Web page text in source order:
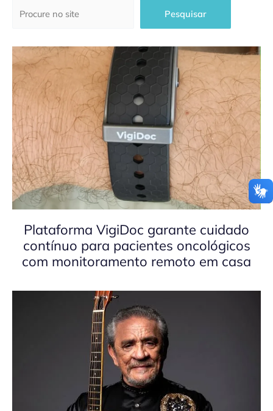
Pesquisar
Plataforma VigiDoc garante cuidado
contínuo para pacientes oncológicos
com monitoramento remoto em casa